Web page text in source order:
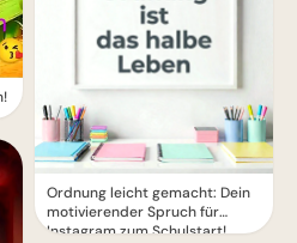
Ordnung leicht gemacht: Dein
motivierender Spruch für
Instagram zum Schulstart!